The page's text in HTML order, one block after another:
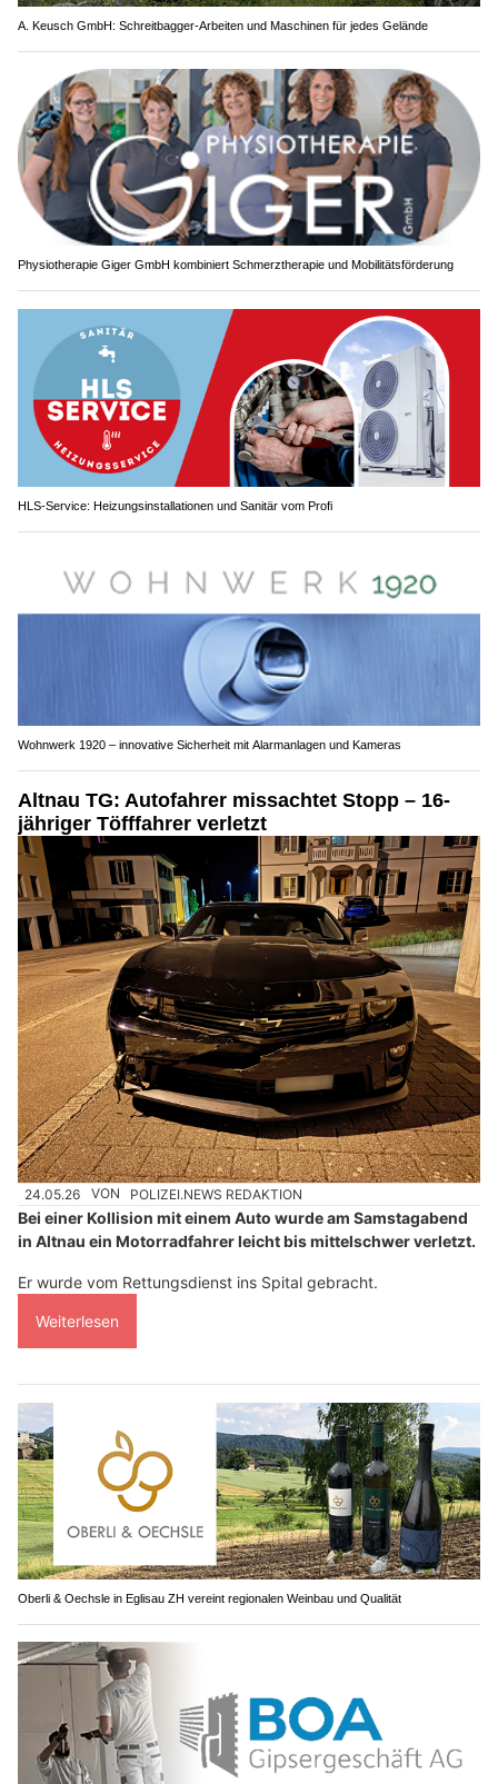
A. Keusch GmbH: Schreitbagger-Arbeiten und Maschinen für jedes Gelände
Physiotherapie Giger GmbH kombiniert Schmerztherapie und Mobilitätsförderung
HLS-Service: Heizungsinstallationen und Sanitär vom Profi
Wohnwerk 1920 – innovative Sicherheit mit Alarmanlagen und Kameras
Altnau TG: Autofahrer missachtet Stopp – 16-
jähriger Töfffahrer verletzt
24.05.26 VON POLIZEI.NEWS REDAKTION
Bei einer Kollision mit einem Auto wurde am Samstagabend
in Altnau ein Motorradfahrer leicht bis mittelschwer verletzt.
Er wurde vom Rettungsdienst ins Spital gebracht.
Weiterlesen
Oberli & Oechsle in Eglisau ZH vereint regionalen Weinbau und Qualität